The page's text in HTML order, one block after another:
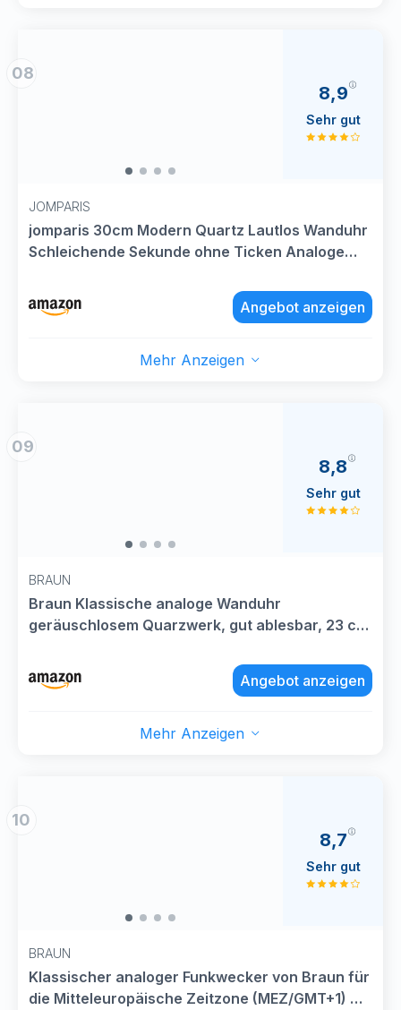
08
JOMPARIS
jomparis 30cm Modern Quartz Lautlos Wanduhr
Schleichende Sekunde ohne Ticken Analoge
(Grau)
8,9
Sehr gut
Angebot anzeigen
Mehr Anzeigen
09
BRAUN
Braun Klassische analoge Wanduhr
geräuschlosem Quarzwerk, gut ablesbar, 23 cm
8,8
Sehr gut
Angebot anzeigen
Mehr Anzeigen
10
BRAUN
Klassischer analoger Funkwecker von Braun für
die Mitteleuropäische Zeitzone (MEZ/GMT+1) mit
8,7
Sehr gut